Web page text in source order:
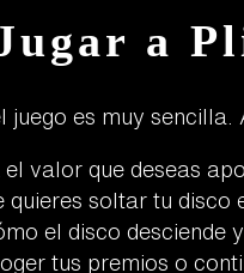
a
juego es muy
valor que deseas
quieres soltar tu disco
el disco desciende
tus premios o